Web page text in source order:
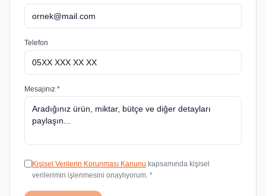
Telefon
Mesajınız *
Kişisel Verilerin Korunması Kanunu kapsamında kişisel
verilerimin işlenmesini onaylıyorum. *